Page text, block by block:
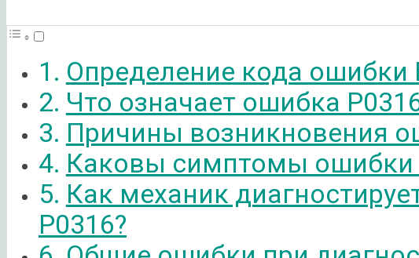
Определение кода ошибки
Что означает ошибка
Причины возникновения
Каковы симптомы ошибки
Как механик
P0316?